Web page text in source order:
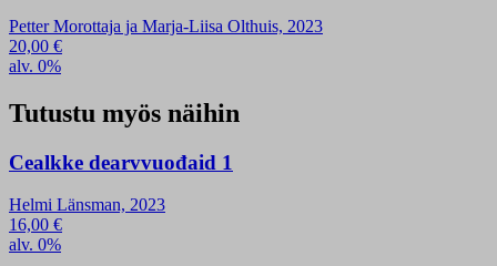
Petter Morottaja ja Marja-Liisa Olthuis, 2023
20,00 €
alv. 0%
Tutustu myös näihin
Cealkke dearvvuođaid 1
Helmi Länsman, 2023
16,00 €
alv. 0%